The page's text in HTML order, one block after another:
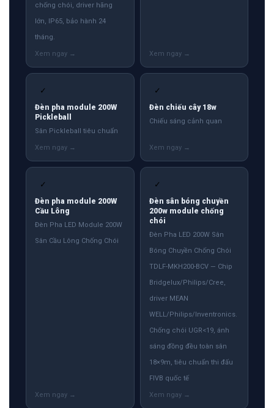
chống chói, driver hãng
lớn, IP65, bảo hành 24
tháng.
✓
Đèn pha module 200W
Pickleball
Sân Pickleball tiêu chuẩn
✓
Đèn chiếu cây 18w
Chiếu sáng cảnh quan
✓
Đèn pha module 200W
Cầu Lông
Đèn Pha LED Module 200W
Sân Cầu Lông Chống Chói
✓
Đèn sân bóng chuyền
200w module chống
chói
Đèn Pha LED 200W Sân
Bóng Chuyền Chống Chói
TDLF-MKH200-BCV — Chip
Bridgelux/Philips/Cree,
driver MEAN
WELL/Philips/Inventronics.
Chống chói UGR<19, ánh
sáng đồng đều toàn sân
18×9m, tiêu chuẩn thi đấu
FIVB quốc tế